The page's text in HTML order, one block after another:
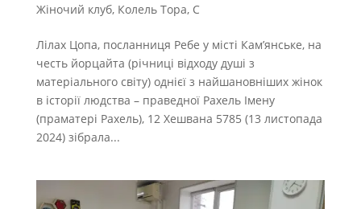
Жіночий клуб, Колель Тора, С
Лілах Цопа, посланниця Ребе у місті Кам’янське, на
честь йорцайта (річниці відходу душі з
матеріального світу) однієї з найшановніших жінок
в історії людства – праведної Рахель Імену
(праматері Рахель), 12 Хешвана 5785 (13 листопада
2024) зібрала...